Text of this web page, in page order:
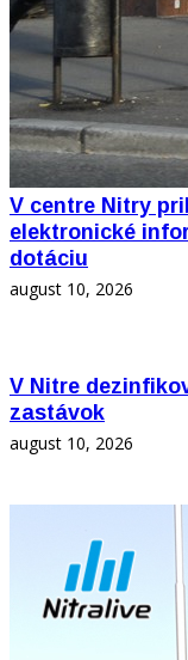
V centre Nitry
elektronické
dotáciu
august 10, 2026
V Nitre
zastávok
august 10, 2026